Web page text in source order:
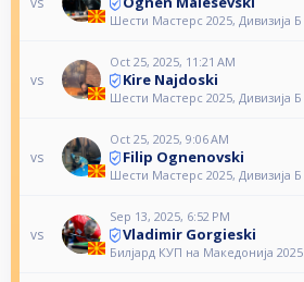
Шести Мастерс 2025, Дивизија Б
vs
Oct 25, 2025, 11:21 AM
Kire Najdoski
Шести Мастерс 2025, Дивизија Б
vs
Oct 25, 2025, 9:06 AM
Filip Ognenovski
Шести Мастерс 2025, Дивизија Б
vs
Sep 13, 2025, 6:52 PM
Vladimir Gorgieski
Билјард КУП на Македонија 2025